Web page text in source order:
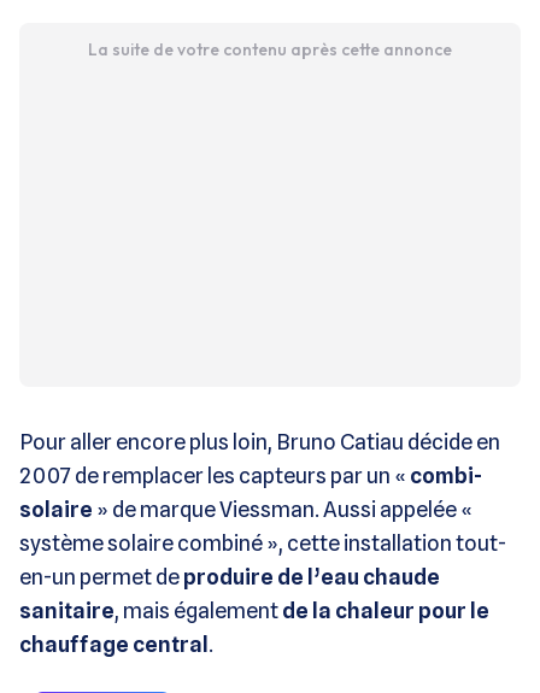
La suite de votre contenu après cette annonce
Pour aller encore plus loin, Bruno Catiau décide en
2007 de remplacer les capteurs par un « combi-
solaire » de marque Viessman. Aussi appelée «
système solaire combiné », cette installation tout-
en-un permet deproduire de l’eau chaude
sanitaire, mais égalementde la chaleur pour le
chauffage central .